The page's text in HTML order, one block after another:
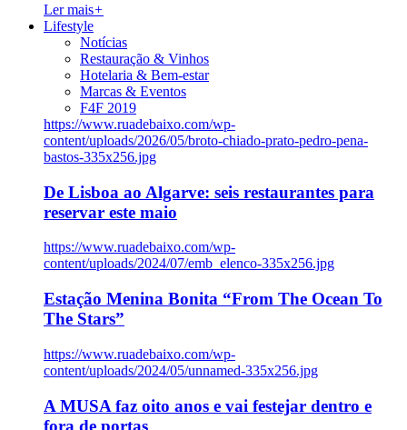
Ler mais+
Lifestyle
Notícias
Restauração & Vinhos
Hotelaria & Bem-estar
Marcas & Eventos
F4F 2019
https://www.ruadebaixo.com/wp-
content/uploads/2026/05/broto-chiado-prato-pedro-pena-
bastos-335x256.jpg
De Lisboa ao Algarve: seis restaurantes para
reservar este maio
https://www.ruadebaixo.com/wp-
content/uploads/2024/07/emb_elenco-335x256.jpg
Estação Menina Bonita “From The Ocean To
The Stars”
https://www.ruadebaixo.com/wp-
content/uploads/2024/05/unnamed-335x256.jpg
A MUSA faz oito anos e vai festejar dentro e
fora de portas